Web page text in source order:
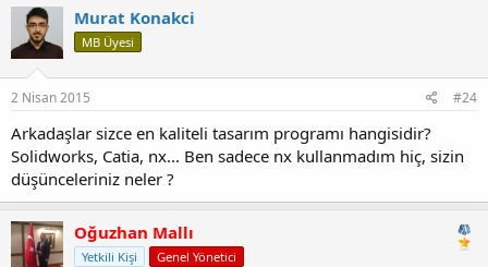
Murat Konakci
MB Üyesi
2 Nisan 2015 #24
Arkadaşlar sizce en kaliteli tasarım programı hangisidir?
Solidworks, Catia, nx... Ben sadece nx kullanmadım hiç, sizin
düşünceleriniz neler ?
Oğuzhan Mallı
Yetkili Kişi Genel Yönetici